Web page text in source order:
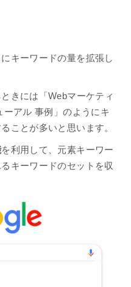
キーワードの量を拡張し
きには「Webマーケティ
アル 事例」のようにキ
ことが多いと思います。
を利用して、元素キーワー
キーワードのセットを収